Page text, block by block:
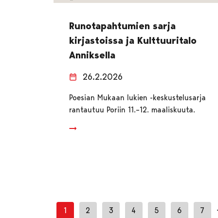
Runotapahtumien sarja
kirjastoissa ja Kulttuuritalo
Anniksella
26.2.2026
Poesian Mukaan lukien -keskustelusarja
rantautuu Poriin 11.–12. maaliskuuta.
1 2 3 4 5 6 7